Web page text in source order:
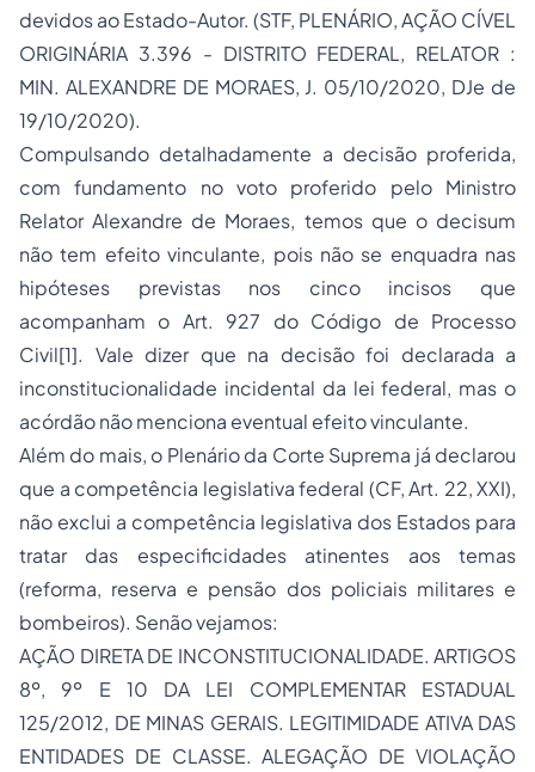
devidos ao Estado-Autor. (STF, PLENÁRIO, AÇÃO CÍVEL
ORIGINÁRIA 3.396 - DISTRITO FEDERAL, RELATOR :
MIN. ALEXANDRE DE MORAES, J. 05/10/2020, DJe de
19/10/2020).
Compulsando detalhadamente a decisão proferida,
com fundamento no voto proferido pelo Ministro
Relator Alexandre de Moraes, temos que o decisum
não tem efeito vinculante, pois não se enquadra nas
hipóteses previstas nos cinco incisos que
acompanham o Art. 927 do Código de Processo
Civil[1]. Vale dizer que na decisão foi declarada a
inconstitucionalidade incidental da lei federal, mas o
acórdão não menciona eventual efeito vinculante.
Além do mais, o Plenário da Corte Suprema já declarou
que a competência legislativa federal (CF, Art. 22, XXI),
não exclui a competência legislativa dos Estados para
tratar das especificidades atinentes aos temas
(reforma, reserva e pensão dos policiais militares e
bombeiros). Senão vejamos:
AÇÃO DIRETA DE INCONSTITUCIONALIDADE. ARTIGOS
8º, 9º E 10 DA LEI COMPLEMENTAR ESTADUAL
125/2012, DE MINAS GERAIS. LEGITIMIDADE ATIVA DAS
ENTIDADES DE CLASSE. ALEGAÇÃO DE VIOLAÇÃO